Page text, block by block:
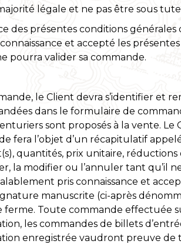
légale et ne pas être sous
des présentes conditions
et accepté les
pourra valider sa commande.
le Client devra s’identifier et
dans le formulaire de
sont proposés à la vente.
fera l’objet d’un récapitulatif
quantités, prix unitaire,
la modifier ou l’annuler tant qu’il
pris connaissance et
manuscrite (ci-après
ferme. Toute commande effectuée
les commandes de billets
enregistrée vaudront preuve